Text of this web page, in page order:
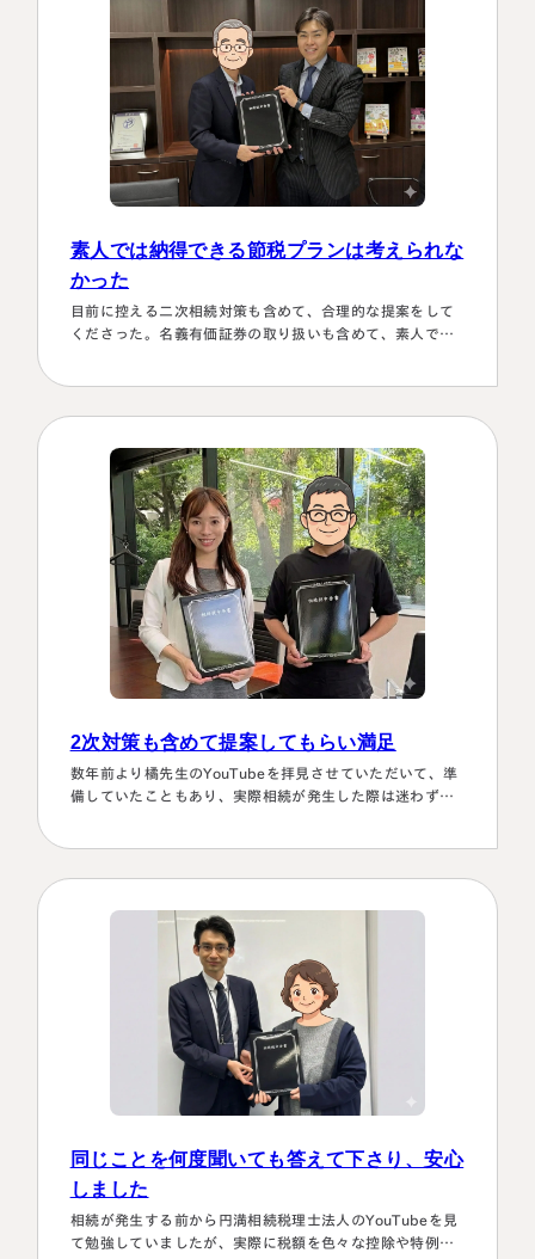
素人では納得できる節税プランは考えられな
かった
目前に控える二次相続対策も含めて、合理的な提案をして
くださった。名義有価証券の取り扱いも含めて、素人では
2次対策も含めて提案してもらい満足
数年前より橘先生のYouTubeを拝見させていただいて、準
備していたこともあり、実際相続が発生した際は迷わず相
同じことを何度聞いても答えて下さり、安心
しました
相続が発生する前から円満相続税理士法人のYouTubeを見
て勉強していましたが、実際に税額を色々な控除や特例を